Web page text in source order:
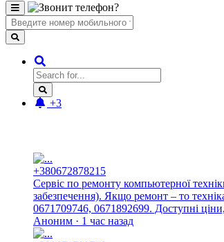
+3
+380672878215
Сервіс по ремонту компьютерної
забезпечення). Якщо ремонт – то
0671709746, 0671892699. Доступні
Аноним · 1 час назад